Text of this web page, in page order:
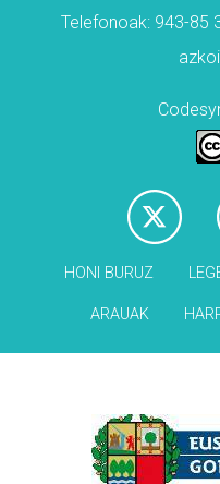
Telefonoak: 943-85
HONI BURUZ
ARAUAK